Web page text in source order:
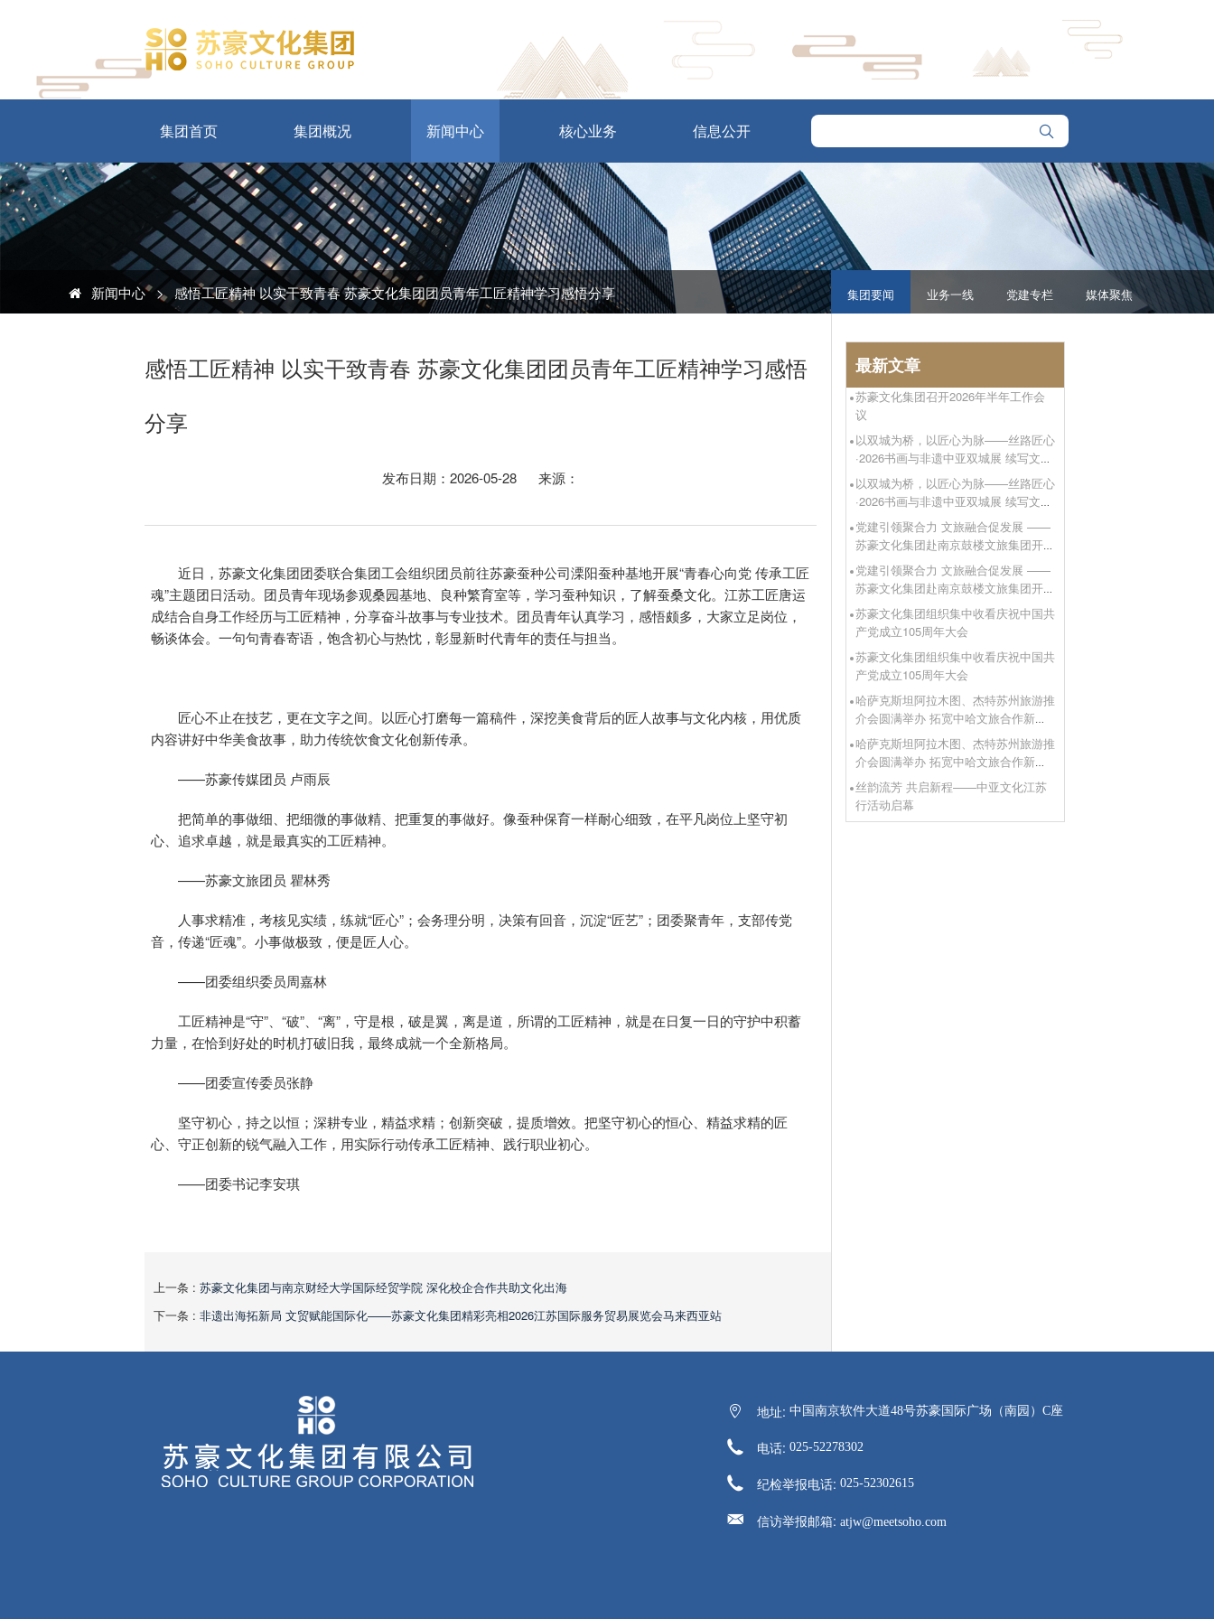
集团首页 集团概况 新闻中心 核心业务 信息公开
新闻中心 > 感悟工匠精神 以实干致青春 苏豪文化集团团员青年工匠精神学习感悟分享 集团要闻 业务一线 党建专栏 媒体聚焦
感悟工匠精神 以实干致青春 苏豪文化集团团员青年工匠精神学习感悟
分享
发布日期：2026-05-28 来源：
近日，苏豪文化集团团委联合集团工会组织团员前往苏豪蚕种公司溧阳蚕种基地开展“青春心向党 传承工匠
魂”主题团日活动。团员青年现场参观桑园基地、良种繁育室等，学习蚕种知识，了解蚕桑文化。江苏工匠唐运
成结合自身工作经历与工匠精神，分享奋斗故事与专业技术。团员青年认真学习，感悟颇多，大家立足岗位，
畅谈体会。一句句青春寄语，饱含初心与热忱，彰显新时代青年的责任与担当。
匠心不止在技艺，更在文字之间。以匠心打磨每一篇稿件，深挖美食背后的匠人故事与文化内核，用优质
内容讲好中华美食故事，助力传统饮食文化创新传承。
——苏豪传媒团员 卢雨辰
把简单的事做细、把细微的事做精、把重复的事做好。像蚕种保育一样耐心细致，在平凡岗位上坚守初
心、追求卓越，就是最真实的工匠精神。
——苏豪文旅团员 瞿林秀
人事求精准，考核见实绩，练就“匠心”；会务理分明，决策有回音，沉淀“匠艺”；团委聚青年，支部传党
音，传递“匠魂”。小事做极致，便是匠人心。
——团委组织委员周嘉林
工匠精神是“守”、“破”、“离”，守是根，破是翼，离是道，所谓的工匠精神，就是在日复一日的守护中积蓄
力量，在恰到好处的时机打破旧我，最终成就一个全新格局。
——团委宣传委员张静
坚守初心，持之以恒；深耕专业，精益求精；创新突破，提质增效。把坚守初心的恒心、精益求精的匠
心、守正创新的锐气融入工作，用实际行动传承工匠精神、践行职业初心。
——团委书记李安琪
上一条 : 苏豪文化集团与南京财经大学国际经贸学院 深化校企合作共助文化出海
下一条 : 非遗出海拓新局 文贸赋能国际化——苏豪文化集团精彩亮相2026江苏国际服务贸易展览会马来西亚站
最新文章
苏豪文化集团召开2026年半年工作会
议
以双城为桥，以匠心为脉——丝路匠心
·2026书画与非遗中亚双城展 续写文明
互鉴新篇章
以双城为桥，以匠心为脉——丝路匠心
·2026书画与非遗中亚双城展 续写文明
互鉴新篇章
党建引领聚合力 文旅融合促发展 ——
苏豪文化集团赴南京鼓楼文旅集团开展
支部共建活动
党建引领聚合力 文旅融合促发展 ——
苏豪文化集团赴南京鼓楼文旅集团开展
支部共建活动
苏豪文化集团组织集中收看庆祝中国共
产党成立105周年大会
苏豪文化集团组织集中收看庆祝中国共
产党成立105周年大会
哈萨克斯坦阿拉木图、杰特苏州旅游推
介会圆满举办 拓宽中哈文旅合作新通
道
哈萨克斯坦阿拉木图、杰特苏州旅游推
介会圆满举办 拓宽中哈文旅合作新通
道
丝韵流芳 共启新程——中亚文化江苏
行活动启幕
地址: 中国南京软件大道48号苏豪国际广场（南园）C座
电话: 025-52278302
纪检举报电话: 025-52302615
信访举报邮箱: atjw@meetsoho.com